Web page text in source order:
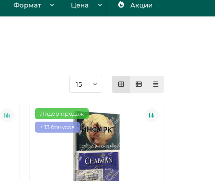
Формат Цена Акции
Лидер продаж
+ 13 бонусов